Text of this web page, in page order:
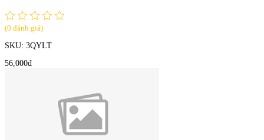
(0 đánh giá)
SKU: 3QYLT
56,000đ